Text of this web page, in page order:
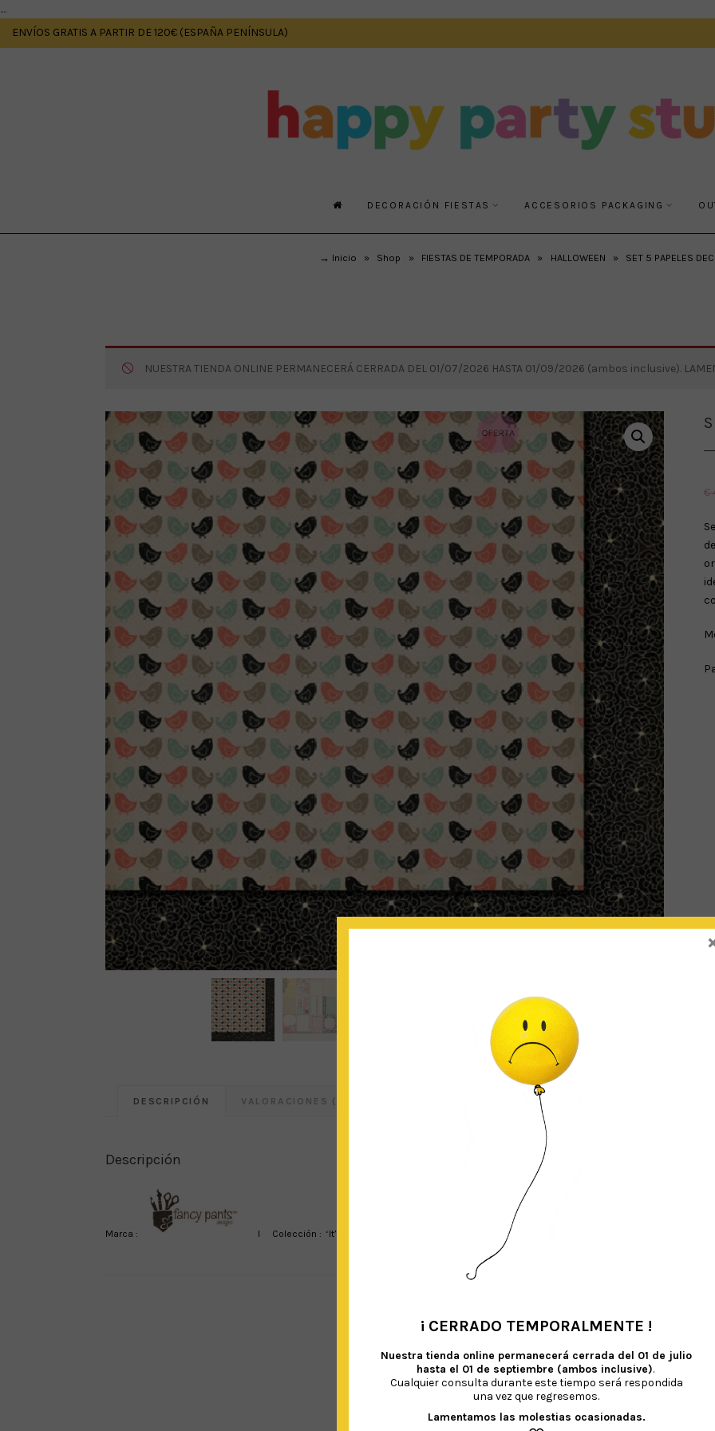
....
ENVÍOS GRATIS A PARTIR DE 120€ (ESPAÑA PENÍNSULA)
DECORACIÓN FIESTAS ACCESORIOS PACKAGING
→ Inicio » Shop » FIESTAS DE TEMPORADA » HALLOWEEN » SET 5 PAPELES
NUESTRA TIENDA ONLINE PERMANECERÁ CERRADA DEL 01/07/2026 HASTA 01/09/2026 (ambos inclusive).
€
DESCRIPCIÓN VALORACIONES (0)
Descripción
Marca : I Colección : ‘It’s the Little Things’
PRODUCTOS RELACIONADOS
¡ CERRADO TEMPORALMENTE !
Nuestra tienda online permanecerá cerrada del 01 de julio
hasta el 01 de septiembre (ambos inclusive).
Cualquier consulta durante este tiempo será respondida
una vez que regresemos.
Lamentamos las molestias ocasionadas.